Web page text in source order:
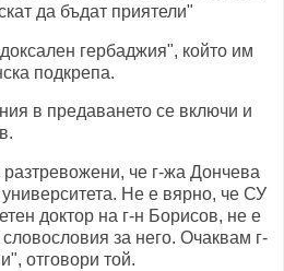
да бъдат приятели"
гербаджия", който им
подкрепа.
в предаването се включи и
че г-жа Дончева
Не е вярно, че СУ
доктор на г-н Борисов, не е
за него. Очаквам г-
отговори той.